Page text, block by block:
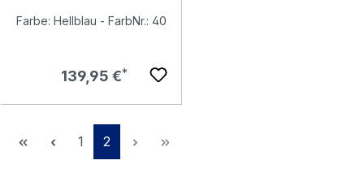
Farbe: Hellblau - FarbNr.: 40
Regulärer Preis:
139,95 €
Seite
1 Seite
2